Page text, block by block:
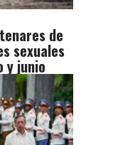
de
sexuales
y junio